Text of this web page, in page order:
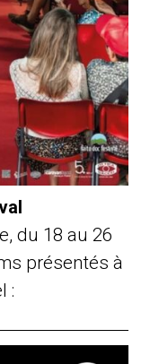
du 18 au 26
présentés à
: